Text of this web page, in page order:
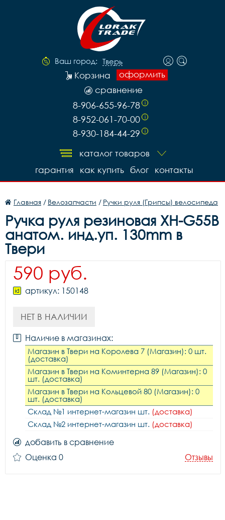
Ваш город: Тверь
оформить
Корзина
сравнение
8-906-655-96-78 i
8-952-061-70-00 i
8-930-184-44-29 i
каталог товаров
контакты
блог
как купить
гарантия
Главная / Велозапчасти / Ручки руля (Грипсы) велосипеда
Ручка руля резиновая XH-G55B
анатом. инд.уп. 130mm в
Твери
590 руб.
артикул: 150148
НЕТ В НАЛИЧИИ
Наличие в магазинах:
Магазин в Твери на Королева 7 (Магазин): 0 шт.
(доставка)
Магазин в Твери на Коминтерна 89 (Магазин): 0
шт. (доставка)
Магазин в Твери на Кольцевой 80 (Магазин): 0
шт. (доставка)
Склад №1 интернет-магазин шт. (доставка)
Склад №2 интернет-магазин шт. (доставка)
добавить в сравнение
Оценка 0
Отзывы